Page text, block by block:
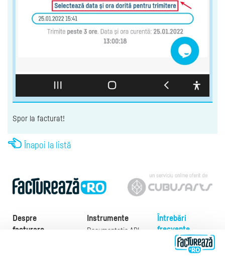
Spor la facturat!
Înapoi la listă
Despre
facturare
Instrumente
Documentație API
Întrebări
frecvente
Despre noi